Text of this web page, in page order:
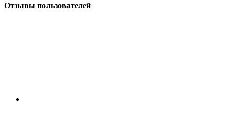
Отзывы пользователей